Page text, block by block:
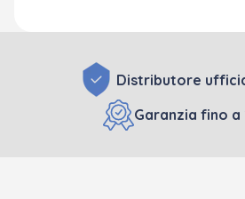
Distributore
Garanzia fino a